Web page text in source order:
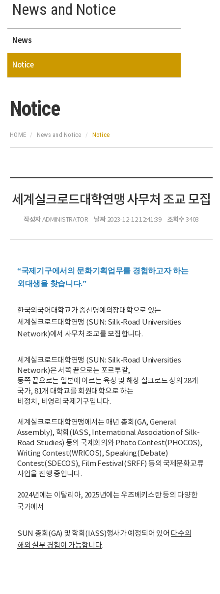
News and Notice
News
Notice
Notice
HOME News and Notice Notice
세계실크로드대학연맹 사무처 조교 모집
작성자ADMINISTRATOR 날짜2023-12-12 12:41:39 조회수 3403
“국제기구에서의 문화기획업무를 경험하고자 하는
외대생을 찾습니다.”
한국외국어대학교가 종신명예의장대학으로 있는
세계실크로드대학연맹 (SUN: Silk-Road Universities
Network)에서 사무처 조교를 모집합니다.
세계실크로드대학연맹 (SUN: Silk-Road Universities
Network)은 서쪽 끝으로는 포르투갈,
동쪽 끝으로는 일본에 이르는 육상 및 해상 실크로드 상의 28개
국가, 81개 대학교를 회원대학으로 하는
비정치, 비영리 국제기구입니다.
세계실크로드대학연맹에서는 매년 총회(GA, General
Assembly), 학회(IASS, International Association of Silk-
Road Studies) 등의 국제회의와 Photo Contest(PHOCOS),
Writing Contest(WRICOS), Speaking(Debate)
Contest(SDECOS), Film Festival(SRFF) 등의 국제문화교류
사업을 진행 중입니다.
2024년에는 이탈리아, 2025년에는 우즈베키스탄 등의 다양한
국가에서
SUN 총회(GA) 및 학회(IASS)행사가 예정되어 있어 다수의
해외 실무 경험이 가능합니다.